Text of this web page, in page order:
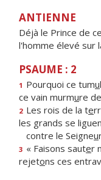
ANTIENNE
Déjà le Prince de
l'homme élevé sur
PSAUME : 2
1 Pourquoi ce tumu
ce vain murmure
2 Les rois de la te
les grands se
contre le Seigneu
3 « Faisons sauter
rejetons ces